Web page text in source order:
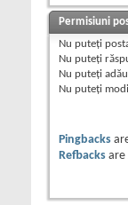
Permisiuni
Nu puteţi
Nu puteţi
Nu puteţi
Nu puteţi
Pingbacks
Refbacks are